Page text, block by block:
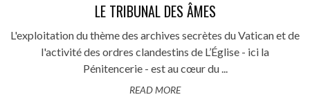
LE TRIBUNAL DES ÂMES
L'exploitation du thème des archives secrètes du Vatican et de
l'activité des ordres clandestins de L’Église - ici la
Pénitencerie - est au cœur du ...
READ MORE